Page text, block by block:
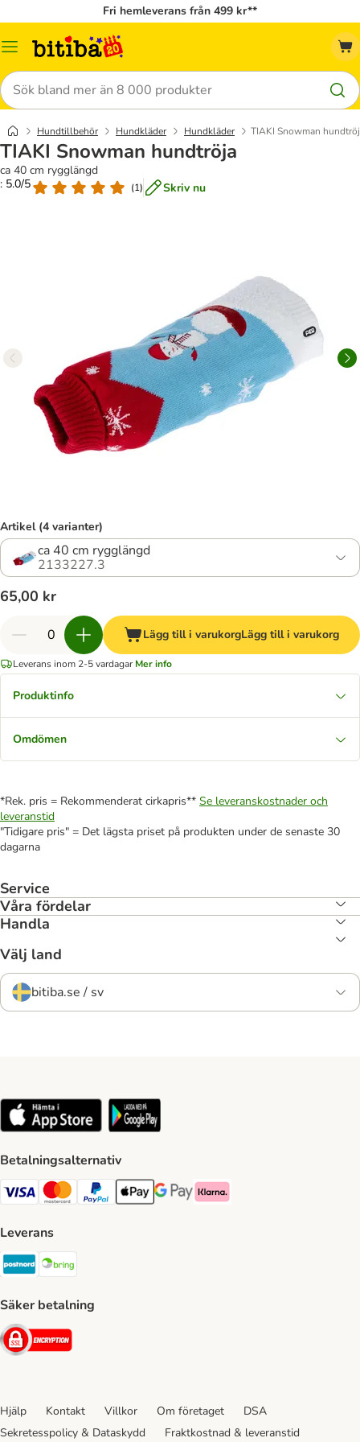
Fri hemleverans från 499 kr**
Meny
Sök
Hundtillbehör Hundkläder Hundkläder TIAKI Snowman
TIAKI Snowman hundtröja
ca 40 cm rygglängd
: 5.0/5
(1) Skriv nu
Artikel (4 varianter)
ca 40 cm rygglängd
2133227.3
65,00 kr
Lägg till i varukorgLägg till i varukorg
Leverans inom 2-5 vardagar Mer info
Produktinfo
Omdömen
*Rek. pris = Rekommenderat cirkapris** Se leveranskostnader och
leveranstid
"Tidigare pris" = Det lägsta priset på produkten under de senaste 30
dagarna
Service
Våra fördelar
Handla
Välj land
bitiba.se / sv
Betalningsalternativ
VISA Payment Method
Mastercard Payment Method
Paypal Payment Method
Apple Pay Payment Method
Google Pay Payment Method
Klarna Payment Method
Leverans
Postnord Shipping Method
Säker betalning
Security
Hjälp Kontakt Villkor Om företaget
DSA
Sekretesspolicy & Dataskydd
Fraktkostnad & leveranstid